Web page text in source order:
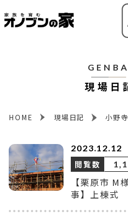
GENBA
現場日
HOME 現場日記 小野
2023.12.12
閲覧数
【栗原市 M
事】上棟式